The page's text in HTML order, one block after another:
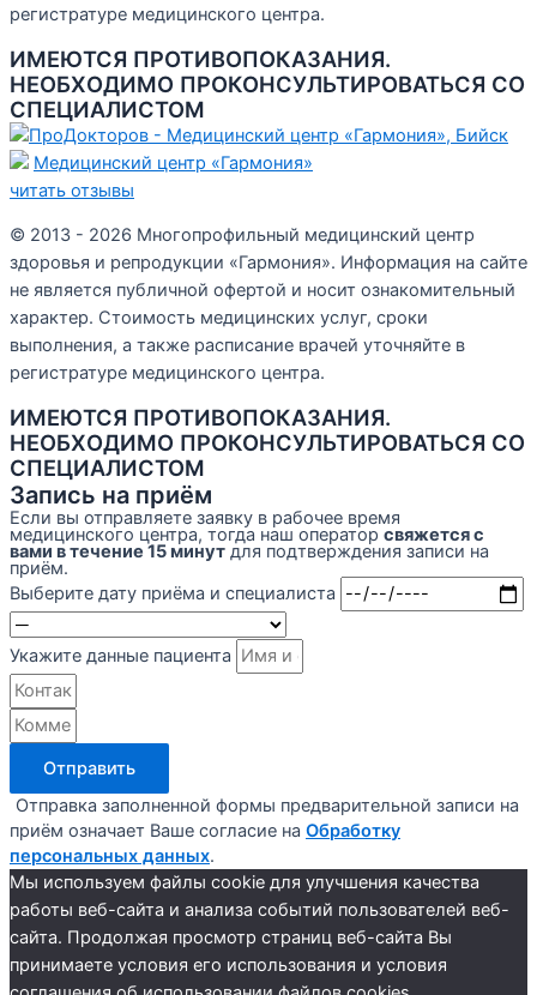
регистратуре медицинского центра.
ИМЕЮТСЯ ПРОТИВОПОКАЗАНИЯ.
НЕОБХОДИМО ПРОКОНСУЛЬТИРОВАТЬСЯ СО
СПЕЦИАЛИСТОМ
Медицинский центр «Гармония»
читать отзывы
© 2013 - 2026 Многопрофильный медицинский центр
здоровья и репродукции «Гармония». Информация на сайте
не является публичной офертой и носит ознакомительный
характер. Стоимость медицинских услуг, сроки
выполнения, а также расписание врачей уточняйте в
регистратуре медицинского центра.
ИМЕЮТСЯ ПРОТИВОПОКАЗАНИЯ.
НЕОБХОДИМО ПРОКОНСУЛЬТИРОВАТЬСЯ СО
СПЕЦИАЛИСТОМ
Запись на приём
Если вы отправляете заявку в рабочее время
медицинского центра, тогда наш оператор свяжется с
вами в течение 15 минут для подтверждения записи на
приём.
Выберите дату приёма и специалиста
Укажите данные пациента
Отправить
Отправка заполненной формы предварительной записи на
приём означает Ваше согласие на Обработку
персональных данных.
Мы используем файлы cookie для улучшения качества
работы веб-сайта и анализа событий пользователей веб-
сайта. Продолжая просмотр страниц веб-сайта Вы
принимаете условия его использования и условия